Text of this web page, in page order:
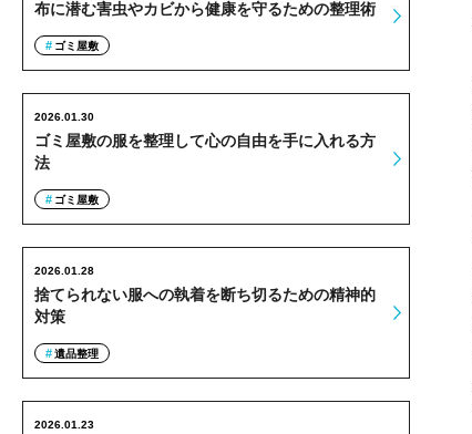
布に潜む害虫やカビから健康を守るための整理術
ゴミ屋敷
ゴミ屋敷の服を整理して心の自由を手に入れる方
法
2026.01.30
ゴミ屋敷
捨てられない服への執着を断ち切るための精神的
対策
2026.01.28
遺品整理
2026.01.23